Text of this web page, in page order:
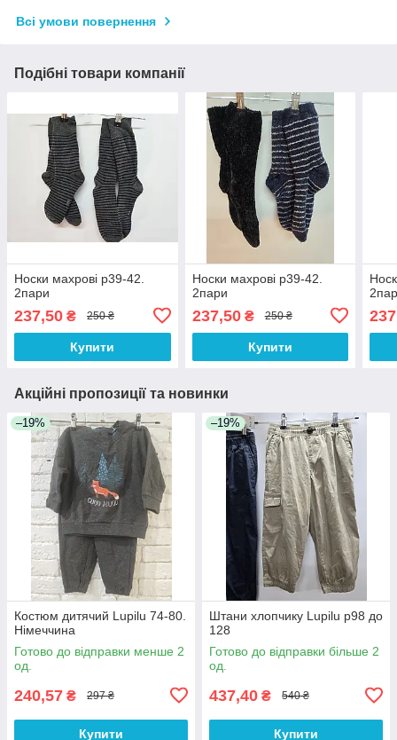
Всі умови повернення
Подібні товари компанії
Носки махрові р39-42.
2пари
237,50 ₴ 250 ₴
Купити
Носки махрові р39-42.
2пари
237,50₴ 250 ₴
Купити
Акційні пропозиції та новинки
–19%
Костюм дитячий Lupilu 74-80.
Німеччина
Готово до відправки менше 2
од.
240,57 ₴ 297 ₴
Купити
–19%
Штани хлопчику Lupilu р98 до
128
Готово до відправки більше 2
од.
437,40 ₴ 540 ₴
Купити